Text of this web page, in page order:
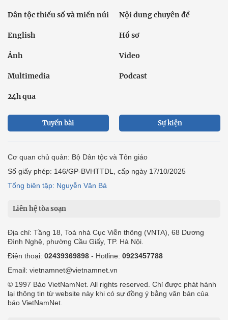
Dân tộc thiểu số và miền núi Nội dung chuyên đề
English Hồ sơ
Ảnh Video
Multimedia Podcast
24h qua
Tuyến bài Sự kiện
Cơ quan chủ quản: Bộ Dân tộc và Tôn giáo
Số giấy phép: 146/GP-BVHTTDL, cấp ngày 17/10/2025
Tổng biên tập: Nguyễn Văn Bá
Liên hệ tòa soạn
Địa chỉ: Tầng 18, Toà nhà Cục Viễn thông (VNTA), 68 Dương
Đình Nghệ, phường Cầu Giấy, TP. Hà Nội.
Điện thoại: 02439369898 - Hotline: 0923457788
Email: vietnamnet@vietnamnet.vn
© 1997 Báo VietNamNet. All rights reserved. Chỉ được phát hành
lại thông tin từ website này khi có sự đồng ý bằng văn bản của
báo VietNamNet.